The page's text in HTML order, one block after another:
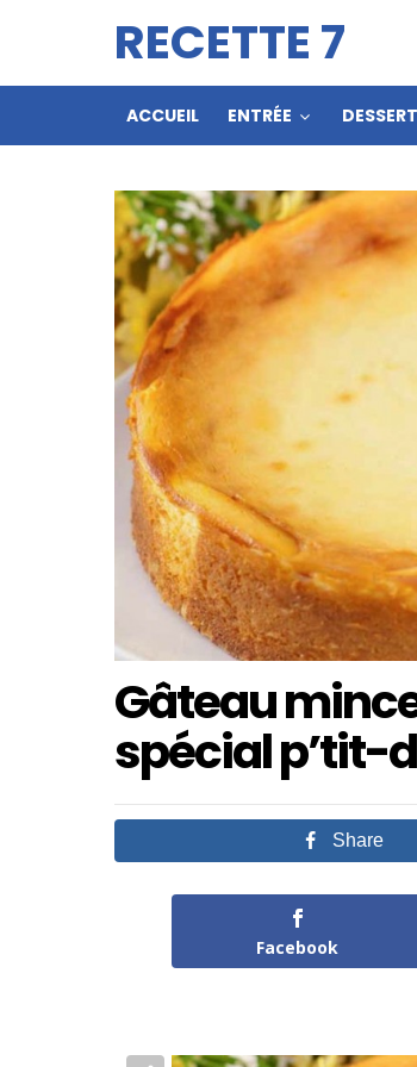
RECETTE 7
ACCUEIL ENTRÉE DESSERT
Gâteau
spécial p’tit-
Share
Facebook